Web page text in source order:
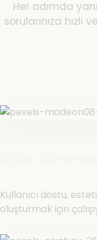
Her adımda
sorularınıza
Kullanıcı dostu,
oluşturmak için